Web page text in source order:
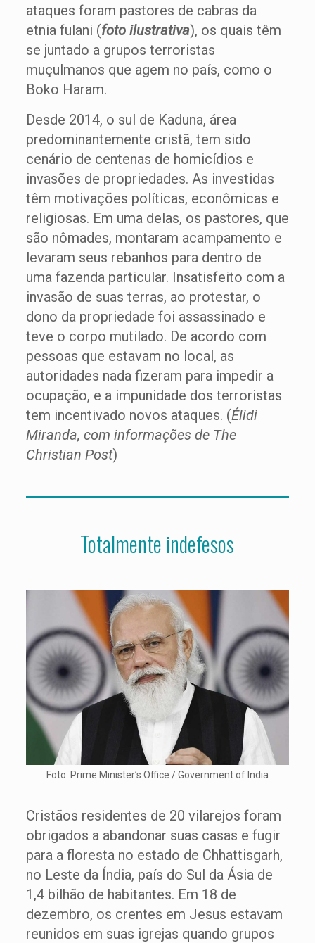
ataques foram pastores de cabras da
etnia fulani (foto ilustrativa), os quais têm
se juntado a grupos terroristas
muçulmanos que agem no país, como o
Boko Haram.
Desde 2014, o sul de Kaduna, área
predominantemente cristã, tem sido
cenário de centenas de homicídios e
invasões de propriedades. As investidas
têm motivações políticas, econômicas e
religiosas. Em uma delas, os pastores, que
são nômades, montaram acampamento e
levaram seus rebanhos para dentro de
uma fazenda particular. Insatisfeito com a
invasão de suas terras, ao protestar, o
dono da propriedade foi assassinado e
teve o corpo mutilado. De acordo com
pessoas que estavam no local, as
autoridades nada fizeram para impedir a
ocupação, e a impunidade dos terroristas
tem incentivado novos ataques. (Élidi
Miranda, com informações de The
Christian Post)
Totalmente indefesos
Foto: Prime Minister’s Office / Government of India
Cristãos residentes de 20 vilarejos foram
obrigados a abandonar suas casas e fugir
para a floresta no estado de Chhattisgarh,
no Leste da Índia, país do Sul da Ásia de
1,4 bilhão de habitantes. Em 18 de
dezembro, os crentes em Jesus estavam
reunidos em suas igrejas quando grupos